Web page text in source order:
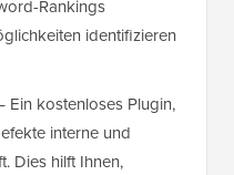
Rankings
identifizieren
Ein kostenloses Plugin,
interne und
Dies hilft Ihnen,